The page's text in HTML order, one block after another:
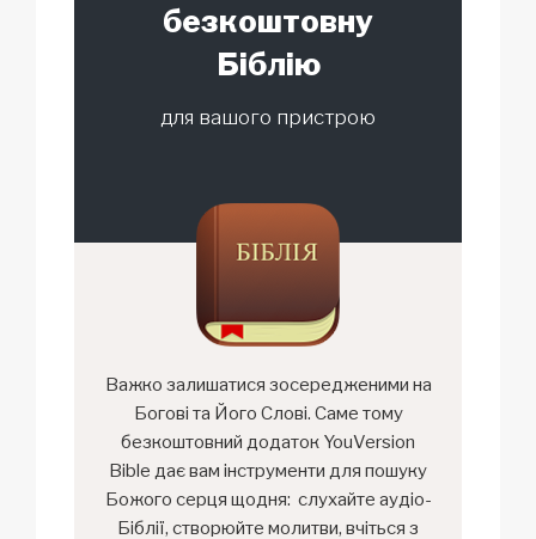
безкоштовну
Біблію
для вашого пристрою
Важко залишатися зосередженими на
Богові та Його Слові. Саме тому
безкоштовний додаток YouVersion
Bible дає вам інструменти для пошуку
Божого серця щодня: слухайте аудіо-
Біблії, створюйте молитви, вчіться з